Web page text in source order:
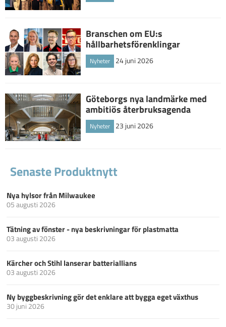
Branschen om EU:s
hållbarhetsförenklingar
Nyheter 24 juni 2026
Göteborgs nya landmärke med
ambitiös återbruksagenda
Nyheter 23 juni 2026
Senaste Produktnytt
Nya hylsor från Milwaukee
05 augusti 2026
Tätning av fönster - nya beskrivningar för plastmatta
03 augusti 2026
Kärcher och Stihl lanserar batteriallians
03 augusti 2026
Ny byggbeskrivning gör det enklare att bygga eget växthus
30 juni 2026